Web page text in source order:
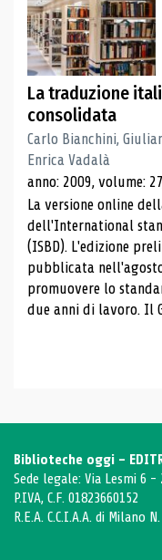
La traduzione
consolidata
Carlo Bianchini,
Enrica Vadalà
anno: 2009, volume:
La versione online
dell'International
(ISBD). L'edizione
pubblicata
promuovere lo
due anni di lavoro. Il
Biblioteche oggi -
Sede legale: Via Lesmi 6 -
P.IVA, C.F. 01823660152
R.E.A. C.C.I.A.A. di Milano